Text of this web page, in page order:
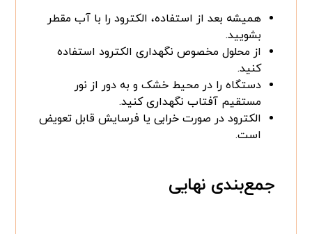
همیشه بعد از استفاده، الکترود را با آب مقطر
بشویید.
از محلول مخصوص نگهداری الکترود استفاده
کنید.
دستگاه را در محیط خشک و به دور از نور
مستقیم آفتاب نگهداری کنید.
الکترود در صورت خرابی یا فرسایش قابل تعویض
است.
جمع‌بندی نهایی